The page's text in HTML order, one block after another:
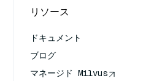
リソース
ドキュメント
ブログ
マネージド Milvus